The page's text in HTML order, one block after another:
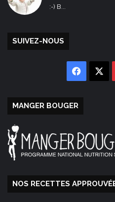
:-) B...
SUIVEZ-NOUS
MANGER BOUGER
NOS RECETTES